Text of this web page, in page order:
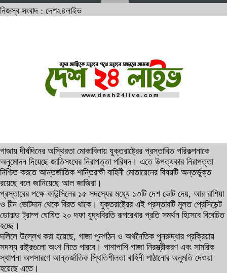
নিজস্ব সংবাদ : দেশ২৪লাইভ
গাজায় দীর্ঘদিনের অস্থিরতা মোকাবিলায় যুক্তরাষ্ট্রের প্রস্তাবিত পরিকল্পনাকে
অনুমোদন দিয়েছে জাতিসংঘের নিরাপত্তা পরিষদ। এতে উপত্যকার নিরাপত্তা
নিশ্চিত করতে আন্তর্জাতিক শান্তিরক্ষী বাহিনী মোতায়েনের বিষয়টি অন্তর্ভুক্ত
রয়েছে বলে জানিয়েছে আল জাজিরা।
প্রস্তাবের পক্ষে কাউন্সিলের ১৫ সদস্যের মধ্যে ১৩টি দেশ ভোট দেয়, আর রাশিয়া
ও চীন ভোটদান থেকে বিরত থাকে। যুক্তরাষ্ট্রের এই প্রস্তাবটি মূলত প্রেসিডেন্ট
ডোনাল্ড ট্রাম্প ঘোষিত ২০ দফা যুদ্ধবিরতি রূপরেখার প্রতি সমর্থন হিসেবে বিবেচিত
হচ্ছে।
দলিলে উল্লেখ করা হয়েছে, গাজা পুনর্গঠন ও অর্থনৈতিক পুনরুদ্ধার প্রক্রিয়ায়
সদস্য রাষ্ট্রগুলো অংশ নিতে পারবে। পাশাপাশি গাজা নিরস্ত্রীকরণ এবং সামরিক
স্থাপনা অপসারণে আন্তর্জাতিক স্থিতিশীলতা বাহিনী পাঠানোর অনুমতি দেওয়া
হয়েছে এতে।